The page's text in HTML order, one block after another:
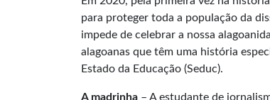
para proteger toda a população da
impede de celebrar a nossa
alagoanas que têm uma história
Estado da Educação (Seduc).
A madrinha – A estudante de